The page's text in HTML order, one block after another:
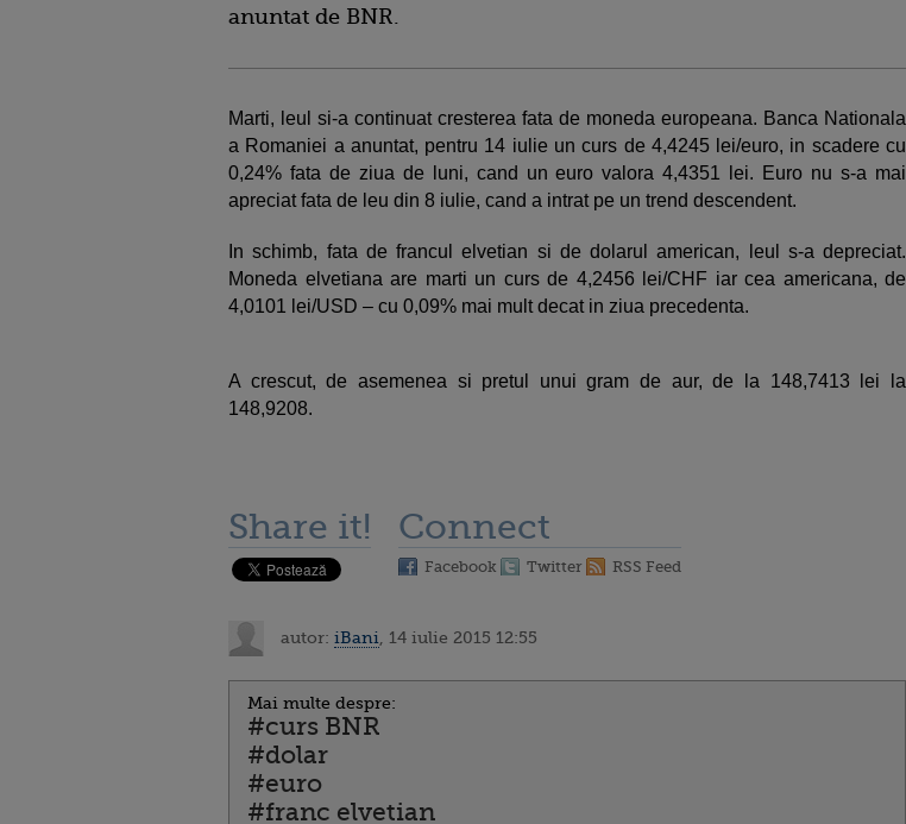
anuntat de BNR.
Marti, leul si-a continuat cresterea fata de moneda europeana. Banca Nationala
a Romaniei a anuntat, pentru 14 iulie un curs de 4,4245 lei/euro, in scadere cu
0,24% fata de ziua de luni, cand un euro valora 4,4351 lei. Euro nu s-a mai
apreciat fata de leu din 8 iulie, cand a intrat pe un trend descendent.
In schimb, fata de francul elvetian si de dolarul american, leul s-a depreciat.
Moneda elvetiana are marti un curs de 4,2456 lei/CHF iar cea americana, de
4,0101 lei/USD – cu 0,09% mai mult decat in ziua precedenta.
A crescut, de asemenea si pretul unui gram de aur, de la 148,7413 lei la
148,9208.
Share it! Connect
Facebook Twitter RSS Feed
autor: iBani , 14 iulie 2015 12:55
Mai multe despre:
#curs BNR
#dolar
#euro
#franc elvetian